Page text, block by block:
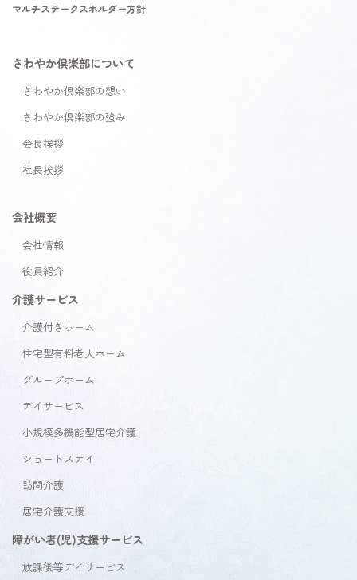
マルチステークスホルダー方針
さわやか倶楽部について
さわやか倶楽部の想い
さわやか倶楽部の強み
会長挨拶
社長挨拶
会社概要
会社情報
役員紹介
介護サービス
介護付きホーム
住宅型有料老人ホーム
グループホーム
デイサービス
小規模多機能型居宅介護
ショートステイ
訪問介護
居宅介護支援
障がい者(児)支援サービス
放課後等デイサービス